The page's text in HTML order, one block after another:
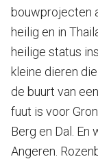
bouwprojecten
heilig en in
heilige status
kleine dieren
de buurt van
fuut is voor
Berg en Dal. En
Angeren.